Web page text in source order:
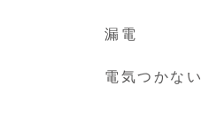
漏電
電気つかない